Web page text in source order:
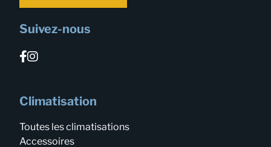
Suivez-nous
Climatisation
Toutes les climatisations
Accessoires